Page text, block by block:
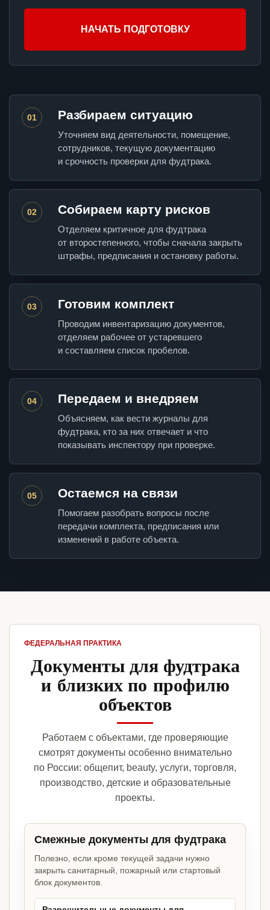
НАЧАТЬ ПОДГОТОВКУ
01 Разбираем ситуацию
Уточняем вид деятельности, помещение,
сотрудников, текущую документацию
и срочность проверки для фудтрака.
02 Собираем карту рисков
Отделяем критичное для фудтрака
от второстепенного, чтобы сначала закрыть
штрафы, предписания и остановку работы.
03 Готовим комплект
Проводим инвентаризацию документов,
отделяем рабочее от устаревшего
и составляем список пробелов.
04 Передаем и внедряем
Объясняем, как вести журналы для
фудтрака, кто за них отвечает и что
показывать инспектору при проверке.
05 Остаемся на связи
Помогаем разобрать вопросы после
передачи комплекта, предписания или
изменений в работе объекта.
ФЕДЕРАЛЬНАЯ ПРАКТИКА
Документы для фудтрака
и близких по профилю
объектов
Работаем с объектами, где проверяющие
смотрят документы особенно внимательно
по России: общепит, beauty, услуги, торговля,
производство, детские и образовательные
проекты.
Смежные документы для фудтрака
Полезно, если кроме текущей задачи нужно
закрыть санитарный, пожарный или стартовый
блок документов.